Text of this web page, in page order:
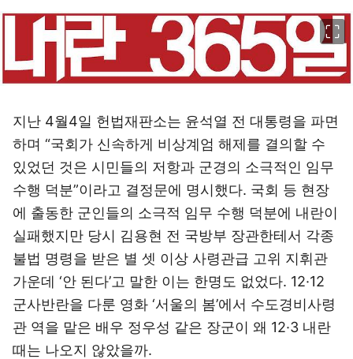
지난 4월4일 헌법재판소는 윤석열 전 대통령을 파면
하며 “국회가 신속하게 비상계엄 해제를 결의할 수
있었던 것은 시민들의 저항과 군경의 소극적인 임무
수행 덕분”이라고 결정문에 명시했다. 국회 등 현장
에 출동한 군인들의 소극적 임무 수행 덕분에 내란이
실패했지만 당시 김용현 전 국방부 장관한테서 각종
불법 명령을 받은 별 셋 이상 사령관급 고위 지휘관
가운데 ‘안 된다’고 말한 이는 한명도 없었다. 12·12
군사반란을 다룬 영화 ‘서울의 봄’에서 수도경비사령
관 역을 맡은 배우 정우성 같은 장군이 왜 12·3 내란
때는 나오지 않았을까.